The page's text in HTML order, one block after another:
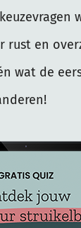
rust en
wat de